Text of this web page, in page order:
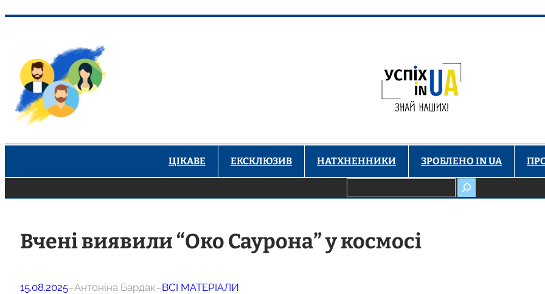
вмісту
ЦІКАВЕ ЕКСКЛЮЗИВ НАТХНЕННИКИ ЗРОБЛЕНО IN UA
Вчені виявили “Око Саурона” у космосі
15.08.2025–Антоніна Бардак–ВСІ МАТЕРІАЛИ